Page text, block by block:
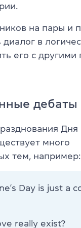
на пары и
диалог в
его с другими
дебаты
Дня
много
тем, например:
Day is just a
really exist?